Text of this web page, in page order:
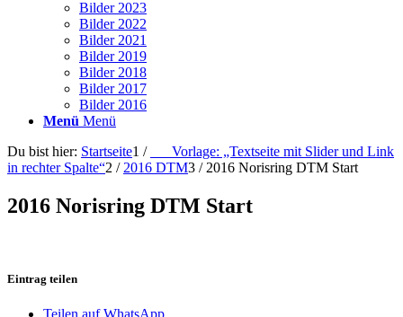
Bilder 2023
Bilder 2022
Bilder 2021
Bilder 2019
Bilder 2018
Bilder 2017
Bilder 2016
Menü Menü
Du bist hier: Startseite1 /
___Vorlage: „Textseite mit Slider und Link
in rechter Spalte“2 / 2016 DTM3 / 2016 Norisring DTM Start
2016 Norisring DTM Start
Eintrag teilen